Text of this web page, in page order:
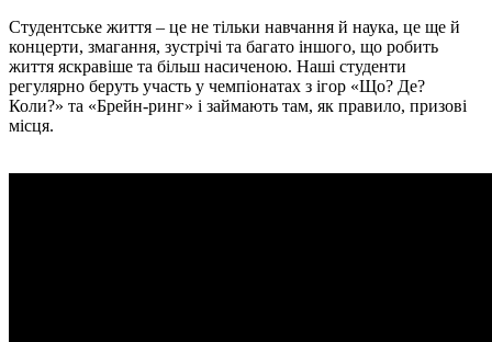
Студентське життя – це не тільки навчання й наука, це ще й
концерти, змагання, зустрічі та багато іншого, що робить
життя яскравіше та більш насиченою. Наші студенти
регулярно беруть участь у чемпіонатах з ігор «Що? Де?
Коли?» та «Брейн-ринг» і займають там, як правило, призові
місця.